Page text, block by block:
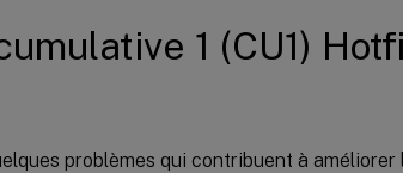
1 (CU1)
problèmes qui contribuent à